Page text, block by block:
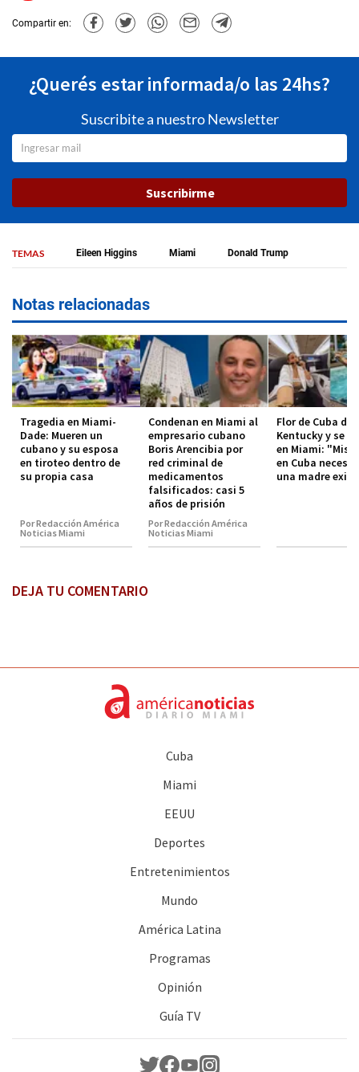
Compartir en:
¿Querés estar informada/o las 24hs?
Suscribite a nuestro Newsletter
Suscribirme
TEMAS Eileen Higgins Miami Donald Trump
Notas relacionadas
Tragedia en Miami-
Dade: Mueren un
cubano y su esposa
en tiroteo dentro de
su propia casa
Por Redacción América
Noticias Miami
Condenan en Miami al
empresario cubano
Boris Arencibia por
red criminal de
medicamentos
falsificados: casi 5
años de prisión
Por Redacción América
Noticias Miami
Flor de Cuba
Kentucky y se
en Miami: "Mis
en Cuba
una madre
DEJA TU COMENTARIO
Cuba
Miami
EEUU
Deportes
Entretenimientos
Mundo
América Latina
Programas
Opinión
Guía TV